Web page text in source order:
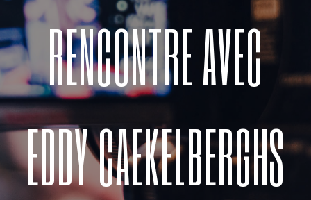
RENCONTRE AVEC
EDDY CAEKELBERGHS